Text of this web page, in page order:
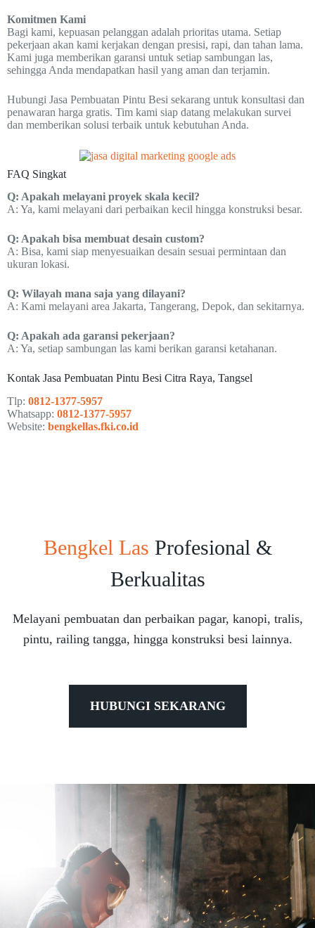
Komitmen Kami
Bagi kami, kepuasan pelanggan adalah prioritas utama. Setiap
pekerjaan akan kami kerjakan dengan presisi, rapi, dan tahan lama.
Kami juga memberikan garansi untuk setiap sambungan las,
sehingga Anda mendapatkan hasil yang aman dan terjamin.
Hubungi Jasa Pembuatan Pintu Besi sekarang untuk konsultasi dan
penawaran harga gratis. Tim kami siap datang melakukan survei
dan memberikan solusi terbaik untuk kebutuhan Anda.
FAQ Singkat
Q: Apakah melayani proyek skala kecil?
A: Ya, kami melayani dari perbaikan kecil hingga konstruksi besar.
Q: Apakah bisa membuat desain custom?
A: Bisa, kami siap menyesuaikan desain sesuai permintaan dan
ukuran lokasi.
Q: Wilayah mana saja yang dilayani?
A: Kami melayani area Jakarta, Tangerang, Depok, dan sekitarnya.
Q: Apakah ada garansi pekerjaan?
A: Ya, setiap sambungan las kami berikan garansi ketahanan.
Kontak Jasa Pembuatan Pintu Besi Citra Raya, Tangsel
Tlp: 0812-1377-5957
Whatsapp: 0812-1377-5957
Website: bengkellas.fki.co.id
Bengkel Las Profesional &
Berkualitas
Melayani pembuatan dan perbaikan pagar, kanopi, tralis,
pintu, railing tangga, hingga konstruksi besi lainnya.
HUBUNGI SEKARANG